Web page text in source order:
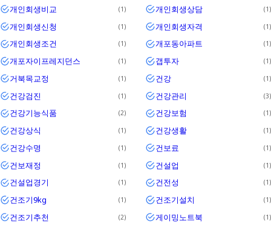
개인회생비교 1 개인회생상담 1
개인회생신청 1 개인회생자격 1
개인회생조건 1 개포동아파트 1
개포자이프레지던스 1 갭투자 1
거북목교정 1 건강 1
건강검진 1 건강관리 3
건강기능식품 2 건강보험 1
건강상식 1 건강생활 1
건강수명 1 건보료 1
건보재정 1 건설업 1
건설업경기 1 건전성 1
건조기9kg 1 건조기설치 1
건조기추천 2 게이밍노트북 1